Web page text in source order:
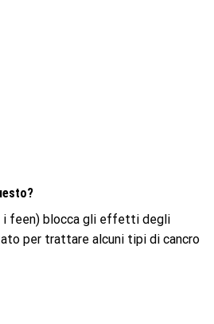
i feen) blocca gli effetti degli
per trattare alcuni tipi di cancro